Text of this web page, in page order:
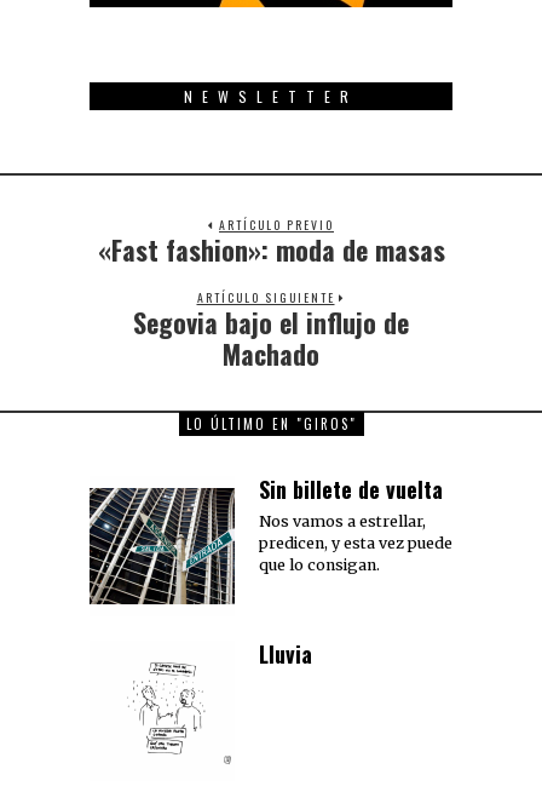
NEWSLETTER
ARTÍCULO PREVIO
Previous
«Fast fashion»: moda de masas
ARTÍCULO SIGUIENTE
Next
post:
Segovia bajo el influjo de
Machado
LO ÚLTIMO EN "GIROS"
Sin billete de vuelta
Nos vamos a estrellar,
predicen, y esta vez puede
que lo consigan.
Lluvia